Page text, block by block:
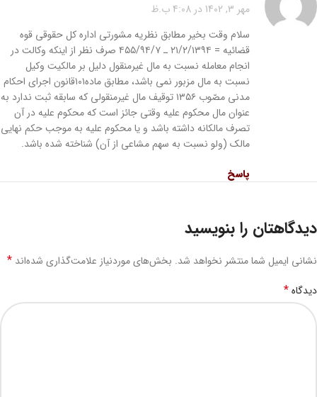
مهر 3, 1402 در 4:08 ب.ظ
سلام وقت بخیر مطابق نظریه مشورتی اداره کل حقوقی قوه
قضائیه = ۲۱/۲/۱۳۹۴ ـ ۴۵۵/۹۴/۷ صرف نظر از اینکه وکالت در
انجام معامله نسبت به مال غیرمنقول دلیل بر مالکیت وکیل
نسبت به مال مزبور نمی باشد، مطابق ماده۱۰۱قانون اجرای احکام
مدنی مصّوب ۱۳۵۶ توقیف مال غیرمنقولی که سابقه ثبت ندارد به
عنوان مال محکوم علیه وقتی جائز است که محکوم علیه در آن
تصرف مالکانه داشته باشد و یا محکوم علیه به موجب حکم نهایی
مالک (ولو نسبت به سهم مشاعی از آن) شناخته شده باشد.
پاسخ
دیدگاهتان را بنویسید
نشانی ایمیل شما منتشر نخواهد شد. بخش‌های موردنیاز علامت‌گذاری شده‌اند *
دیدگاه*